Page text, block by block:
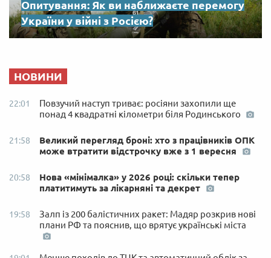
Опитування: Як ви наближаєте перемогу
України у війні з Росією?
НОВИНИ
22:01
Повзучий наступ триває: росіяни захопили ще
понад 4 квадратні кілометри біля Родинського
21:58
Великий перегляд броні: хто з працівників ОПК
може втратити відстрочку вже з 1 вересня
20:58
Нова «мінімалка» у 2026 році: скільки тепер
платитимуть за лікарняні та декрет
19:58
Залп із 200 балістичних ракет: Мадяр розкрив нові
плани РФ та пояснив, що врятує українські міста